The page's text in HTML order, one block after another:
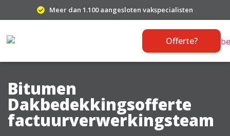
Meer dan 1.100 aangesloten vakspecialisten
Offerte?
Bitumen
Dakbedekkingsofferte
factuurverwerkingsteam